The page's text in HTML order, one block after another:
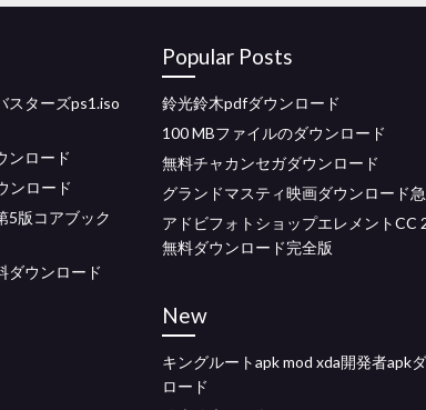
スターズps1.iso
ンロード
ンロード
5版コアブック
ダウンロード
Popular Posts
鈴光鈴木pdfダウンロード
100 MBファイルのダウンロード
無料チャカンセガダウンロード
グランドマスティ映画ダウンロード
アドビフォトショップエレメントCC
無料ダウンロード完全版
New
キングルートapk mod xda開発者apk
ロード